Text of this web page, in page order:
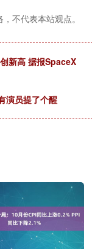
不代表本站观点。
新高 据报SpaceX
演员提了个醒